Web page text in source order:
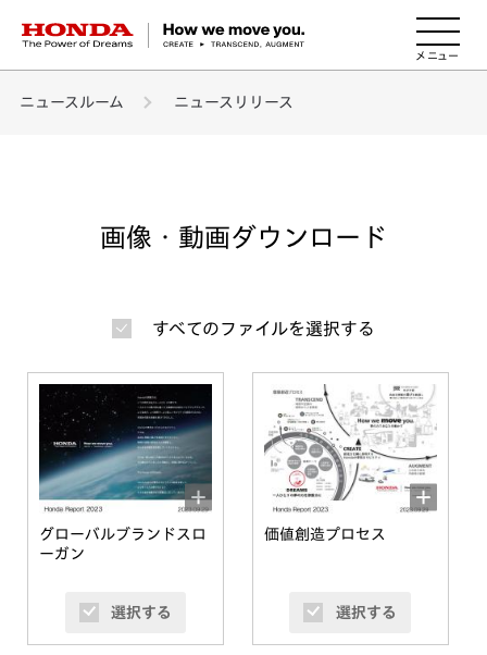
HONDA The Power of Dreams
ニュースルーム ニュースリリース
画像・動画ダウンロード
すべてのファイルを選択する
グローバルブランドスロ
ーガン
選択する
価値創造プロセス
選択する